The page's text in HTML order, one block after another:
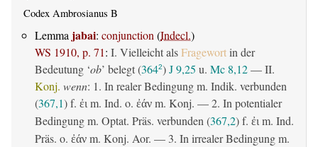
Codex Ambrosianus B
Lemma jabai: conjunction (Indecl.)
WS 1910, p. 71: I. Vielleicht alsFragewortin der
Bedeutung ‘ob’ belegt (3642)J 9,25 u. Mc 8,12— II.
Konj. wenn: 1. In realer Bedingung m. Indik. verbunden
(367,1) f. ἐι m. Ind. o. ἐάν m. Konj. — 2. In potentialer
Bedingung m. Optat. Präs. verbunden (367,2) f. ἐι m. Ind.
Präs. o. ἐάν m. Konj. Aor. — 3. In irrealer Bedingung m.